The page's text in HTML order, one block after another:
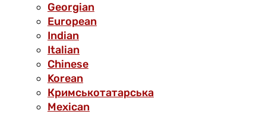
Georgian
European
Indian
Italian
Chinese
Korean
Кримськотатарська
Mexican